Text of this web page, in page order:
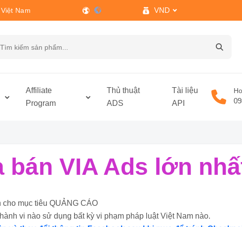
Nam VND
Affiliate
Program
Thủ thuật
ADS
Tài liệu
API
bán VIA Ads lớn
mục tiêu QUẢNG CÁO
vi nào sử dụng bất kỳ vi phạm pháp luật Việt Nam nào.